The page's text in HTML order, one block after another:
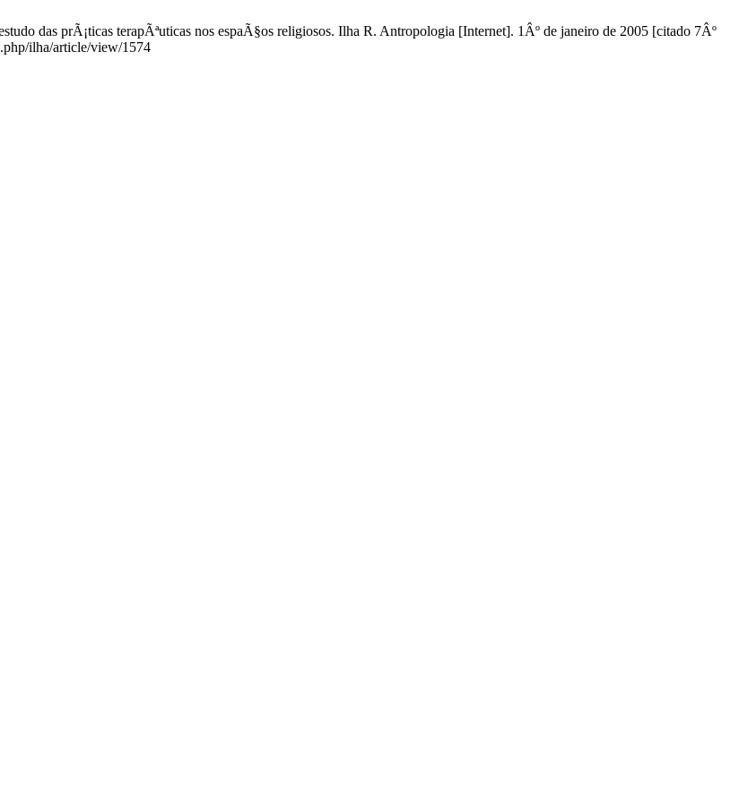
das prÃ¡ticas terapÃªuticas nos espaÃ§os religiosos. Ilha R. Antropologia [Internet]. 1Âº de janeiro de 2005 [citado 7Âº
ilha/article/view/1574